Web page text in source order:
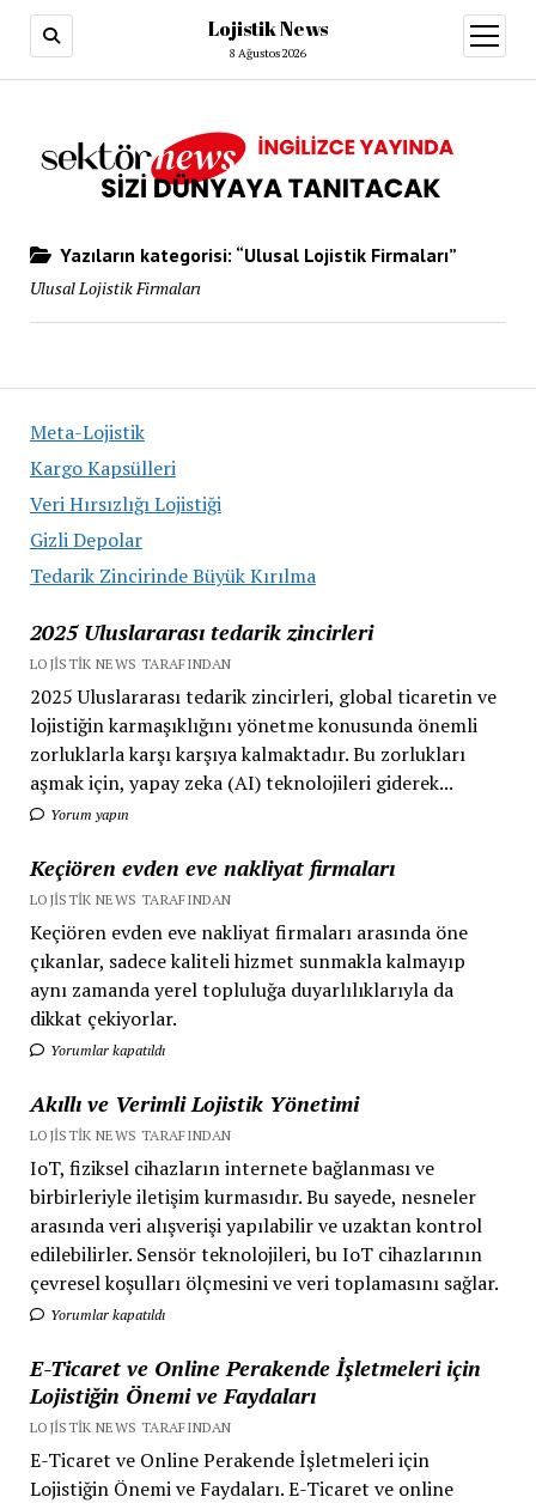
Lojistik News
8 Ağustos 2026
aç
Meta-Lojistik
Kargo Kapsülleri
Veri Hırsızlığı Lojistiği
Gizli Depolar
Tedarik Zincirinde Büyük Kırılma
2025 Uluslararası tedarik zincirleri
LOJISTIK NEWS TARAFINDAN
2025 Uluslararası tedarik zincirleri, global ticaretin ve
lojistiğin karmaşıklığını yönetme konusunda önemli
zorluklarla karşı karşıya kalmaktadır. Bu zorlukları
aşmak için, yapay zeka (AI) teknolojileri giderek...
Yorum yapın
Keçiören evden eve nakliyat firmaları
LOJISTIK NEWS TARAFINDAN
Keçiören evden eve nakliyat firmaları arasında öne
çıkanlar, sadece kaliteli hizmet sunmakla kalmayıp
aynı zamanda yerel topluluğa duyarlılıklarıyla da
dikkat çekiyorlar.
Yorumlar kapatıldı
Akıllı ve Verimli Lojistik Yönetimi
LOJISTIK NEWS TARAFINDAN
IoT, fiziksel cihazların internete bağlanması ve
birbirleriyle iletişim kurmasıdır. Bu sayede, nesneler
arasında veri alışverişi yapılabilir ve uzaktan kontrol
edilebilirler. Sensör teknolojileri, bu IoT cihazlarının
çevresel koşulları ölçmesini ve veri toplamasını sağlar.
Yorumlar kapatıldı
E-Ticaret ve Online Perakende İşletmeleri için
Lojistiğin Önemi ve Faydaları
LOJISTIK NEWS TARAFINDAN
E-Ticaret ve Online Perakende İşletmeleri için
Lojistiğin Önemi ve Faydaları. E-Ticaret ve online
Yazıların kategorisi: “Ulusal Lojistik Firmaları”
Ulusal Lojistik Firmaları